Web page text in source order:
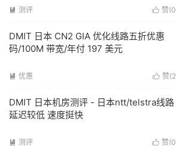
 赞(0
 测评
DMIT 日本 CN2 GIA 优化线路五折优惠
码/100M 带宽/年付 197 美元
 赞(2
 优惠
DMIT 日本机房测评 - 日本ntt/telstra线路
延迟较低 速度挺快
 赞(0
 测评